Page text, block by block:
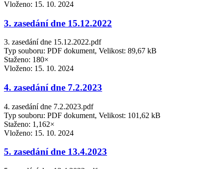
Vloženo: 15. 10. 2024
3. zasedání dne 15.12.2022
3. zasedání dne 15.12.2022.pdf
Typ souboru: PDF dokument, Velikost: 89,67 kB
Staženo: 180×
Vloženo: 15. 10. 2024
4. zasedání dne 7.2.2023
4. zasedání dne 7.2.2023.pdf
Typ souboru: PDF dokument, Velikost: 101,62 kB
Staženo: 1,162×
Vloženo: 15. 10. 2024
5. zasedání dne 13.4.2023